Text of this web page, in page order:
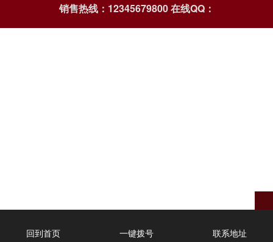
销售热线：12345679800在线QQ：
回到首页 一键拨号 联系地址